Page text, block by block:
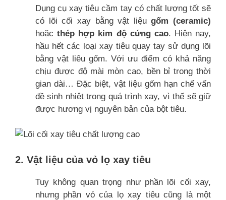
Dụng cụ xay tiêu cầm tay có chất lượng tốt sẽ
có lõi cối xay bằng vật liệugốm (ceramic)
hoặcthép hợp kim độ cứng cao. Hiện nay,
hầu hết các loại xay tiêu quay tay sử dụng lõi
bằng vật liêu gốm. Với ưu điểm có khả năng
chịu được độ mài mòn cao, bền bỉ trong thời
gian dài… Đặc biệt, vật liệu gốm hạn chế vấn
đề sinh nhiệt trong quá trình xay, vì thế sẽ giữ
được hương vị nguyên bản của bột tiêu.
2. Vật liệu của vỏ lọ xay tiêu
Tuy không quan trọng như phần lõi cối xay,
nhưng phần vỏ của lọ xay tiêu cũng là một